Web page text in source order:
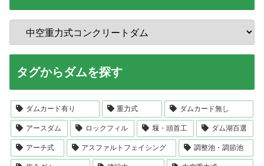
タグからダムを探す
ダムカード有り 重力式 ダムカード無し
アースダム ロックフィル 堰・頭首工 ダム湖百選
アーチ式 アスファルトフェイシング 調整池・調節池